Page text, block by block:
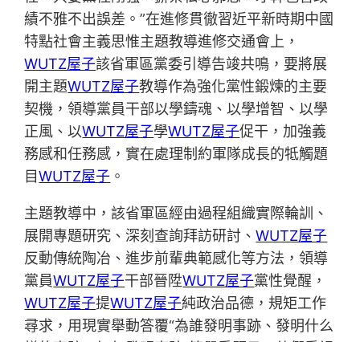
績不雅不出誤差。”在進修貫徹習近平新時期中國
特點社會主義思惟主題教導進修交通會上，
WUTZ屋子該省軍區黨委引導告竣共鳴，要將展
開主題WUTZ屋子教導作為強化黨性鍛煉的主要
契機，領導黨員干部以學鑄魂、以學增智、以學
正風、以WUTZ屋子學WUTZ屋子促干，加強義
務感和任務感，實在處理制約軍隊成長的牴觸題
目WUTZ屋子 。
主題教導中，該省軍區經由過程組織實際輪訓、
展開專題研究、深刻查詢拜訪研討、WUTZ屋子
反動傳統陶冶、進步前輩典範感化等方法，領導
黨員WUTZ屋子干部晉陞WUTZ屋子黨性覺醒，
WUTZ屋子提WUTZ屋子純政治品德，規矩工作
尋求，用現實舉動答覆“為誰發明事跡、發明什么